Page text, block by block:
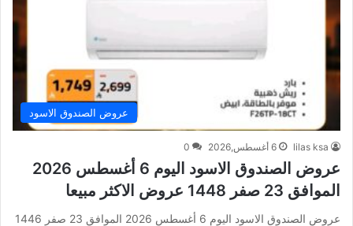
عروض الصندوق الاسود
lilas ksa 6 أغسطس,2026 0
عروض الصندوق الاسود اليوم 6 أغسطس 2026
الموافق 23 صفر 1448 عروض الاكثر مبيعا
عروض الصندوق الاسود اليوم 6 أغسطس 2026 الموافق 23 صفر 1446